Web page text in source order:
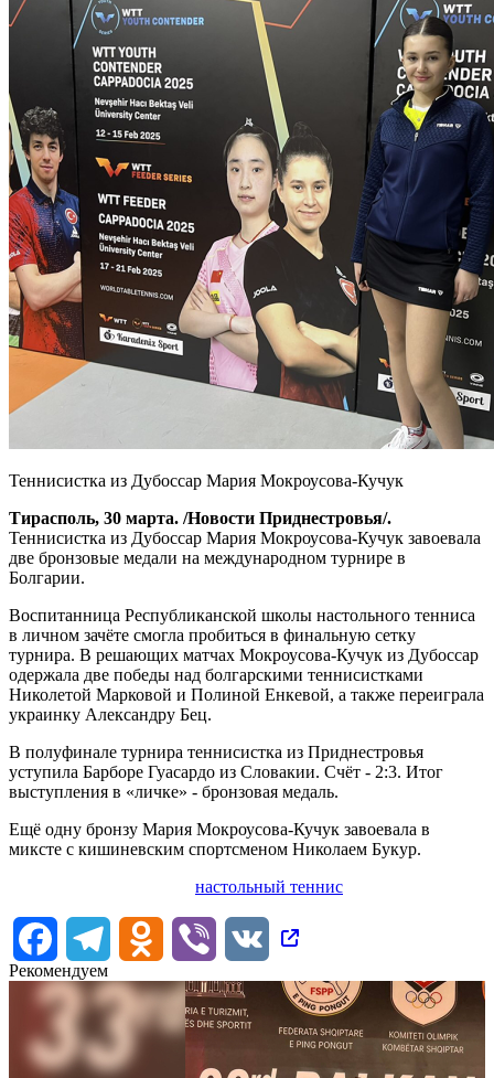
Теннисистка из Дубоссар Мария Мокроусова-Кучук
Тирасполь, 30 марта. /Новости Приднестровья/.
Теннисистка из Дубоссар Мария Мокроусова-Кучук завоевала
две бронзовые медали на международном турнире в
Болгарии.
Воспитанница Республиканской школы настольного тенниса
в личном зачёте смогла пробиться в финальную сетку
турнира. В решающих матчах Мокроусова-Кучук из Дубоссар
одержала две победы над болгарскими теннисистками
Николетой Марковой и Полиной Енкевой, а также переиграла
украинку Александру Бец.
В полуфинале турнира теннисистка из Приднестровья
уступила Барборе Гуасардо из Словакии. Счёт - 2:3. Итог
выступления в «личке» - бронзовая медаль.
Ещё одну бронзу Мария Мокроусова-Кучук завоевала в
миксте с кишиневским спортсменом Николаем Букур.
настольный теннис
FacebookTelegram Odnoklassniki
Viber
VK
Рекомендуем